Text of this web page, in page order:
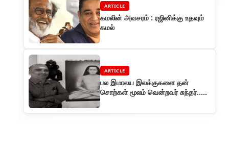
ARTICLE
கமலின் அவசரம் : ரஜினிக்கு உதவும்
கமல்
ARTICLE
பல இமாலய இலக்குகளை தன்
சொற்கள் மூலம் வென்றவர் சுந்தர்..